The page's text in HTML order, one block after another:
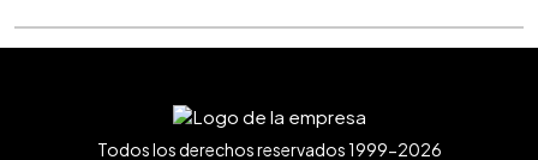
Todos los derechos reservados 1999-2026